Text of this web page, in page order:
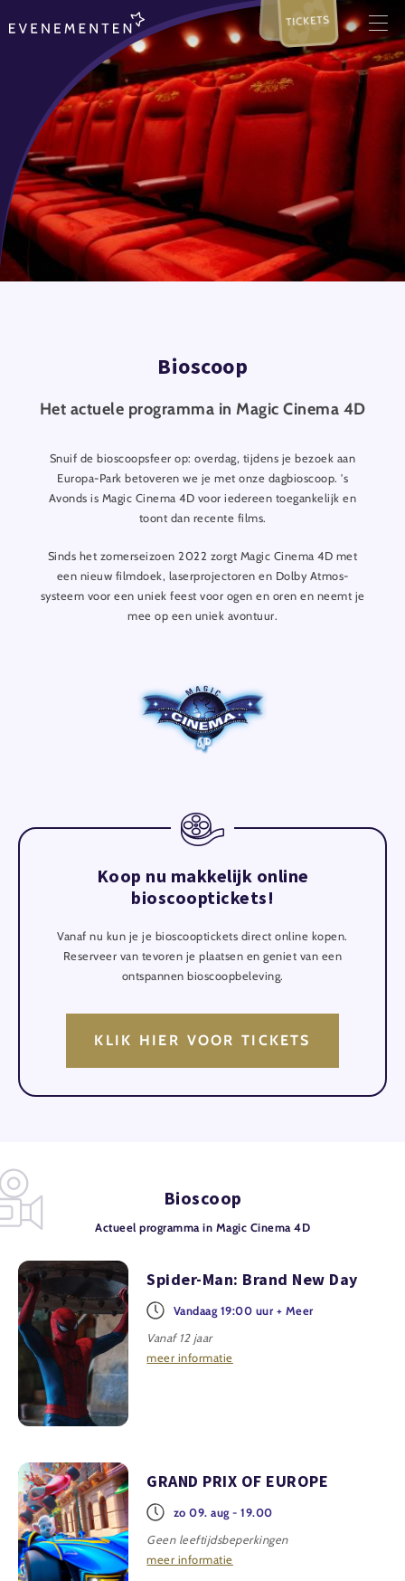
TICKETS
Bioscoop
Het actuele programma in Magic Cinema 4D
Snuif de bioscoopsfeer op: overdag, tijdens je bezoek aan
Europa-Park betoveren we je met onze dagbioscoop. 's
Avonds is Magic Cinema 4D voor iedereen toegankelijk en
toont dan recente films.
Sinds het zomerseizoen 2022 zorgt Magic Cinema 4D met
een nieuw filmdoek, laserprojectoren en Dolby Atmos-
systeem voor een uniek feest voor ogen en oren en neemt je
mee op een uniek avontuur.
Koop nu makkelijk online
bioscooptickets!
Vanaf nu kun je je bioscooptickets direct online kopen.
Reserveer van tevoren je plaatsen en geniet van een
ontspannen bioscoopbeleving.
KLIK HIER VOOR TICKETS
Bioscoop
Actueel programma in Magic Cinema 4D
Spider-Man: Brand New Day
Vandaag 19:00 uur + Meer
Vanaf 12 jaar
meer informatie
GRAND PRIX OF EUROPE
zo 09. aug - 19.00
Geen leeftijdsbeperkingen
meer informatie